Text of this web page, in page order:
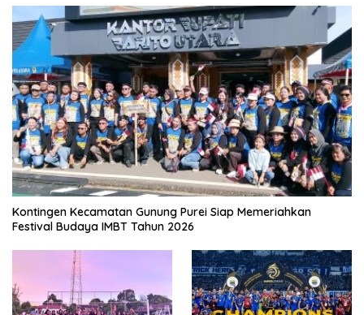
Kontingen Kecamatan Gunung Purei Siap Memeriahkan
Festival Budaya IMBT Tahun 2026